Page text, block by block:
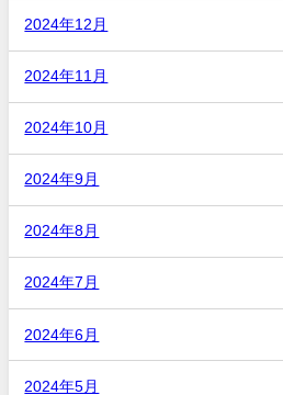
2024年12月
2024年11月
2024年10月
2024年9月
2024年8月
2024年7月
2024年6月
2024年5月